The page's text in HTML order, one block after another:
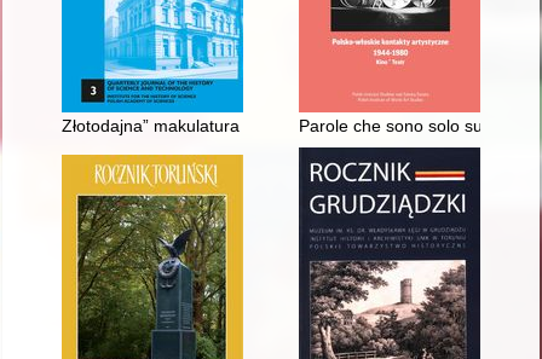
Złotodajna” makulatura : na marginesie badań nad polskimi
Parole che sono solo suono :